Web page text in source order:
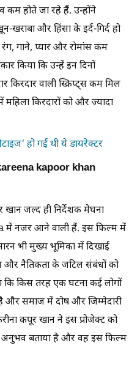
कम होते जा रहे हैं. उन्होंने
और हिंसा के इर्द-गिर्द हो
गाने, प्यार और रोमांस कम
किया कि उन्हें इन दिनों
वाली स्क्रिप्ट्स कम मिल
किरदारों को और ज्यादा
हो गई थी ये डायरेक्टर
kapoor khan
खान जल्द ही निर्देशक मेघना
में नजर आने वाली हैं. इस फिल्म में
भी मुख्य भूमिका में दिखाई
और नैतिकता के जटिल संबंधों को
कि किस तरह एक घटना कई लोगों
और समाज में दोष और जिम्मेदारी
कपूर खान ने इस प्रोजेक्ट को
अनुभव बताया है और वह इस फिल्म